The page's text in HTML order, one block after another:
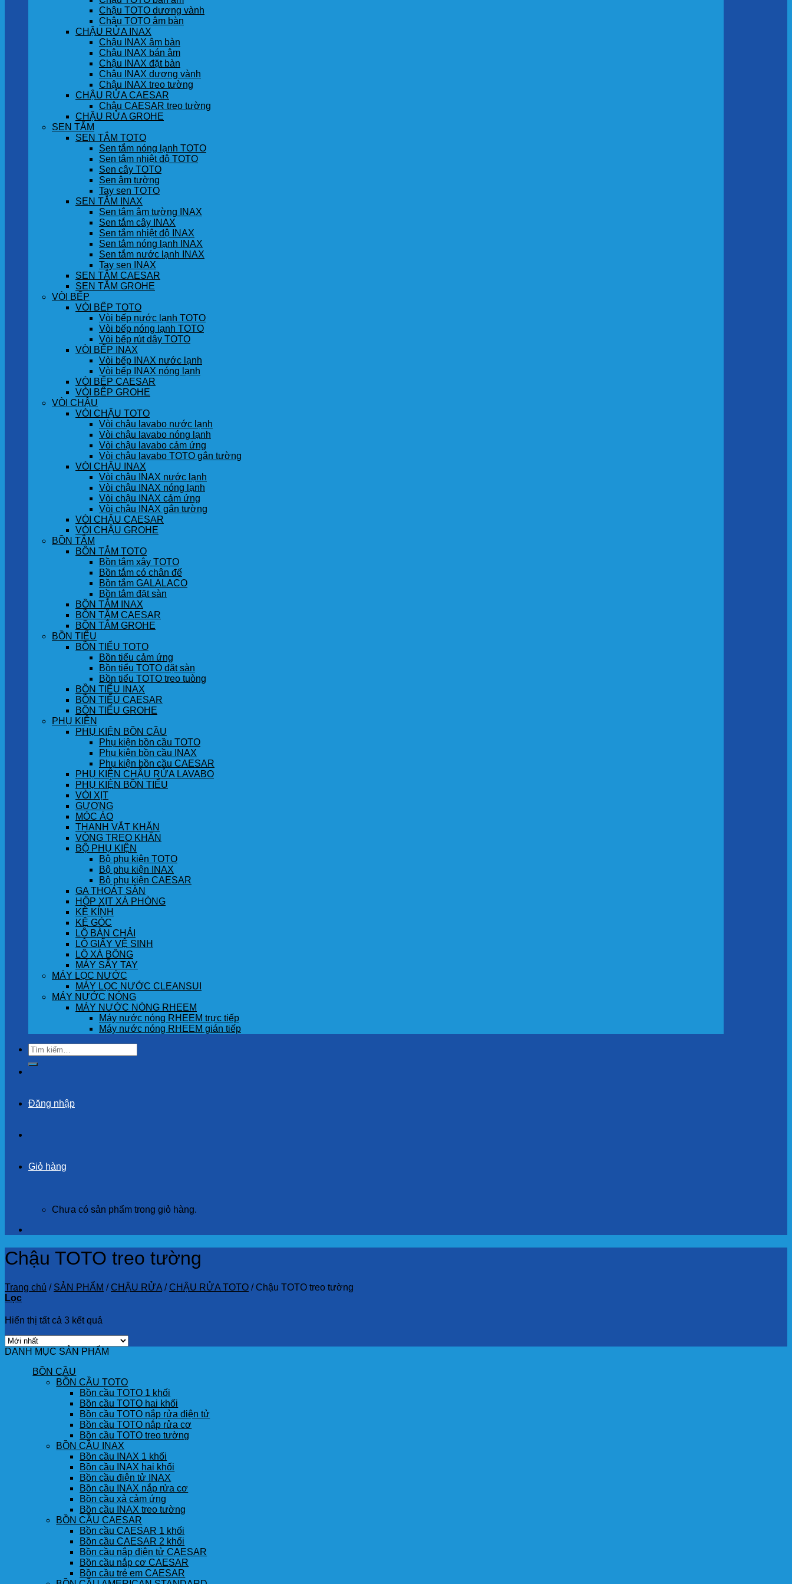
Chậu TOTO dương vành
Chậu TOTO âm bàn
CHẬU RỬA INAX
Chậu INAX âm bàn
Chậu INAX bán âm
Chậu INAX đặt bàn
Chậu INAX dương vành
Chậu INAX treo tường
CHẬU RỬA CAESAR
Chậu CAESAR treo tường
CHẬU RỬA GROHE
SEN TẮM
SEN TẮM TOTO
Sen tắm nóng lạnh TOTO
Sen tắm nhiệt độ TOTO
Sen cây TOTO
Sen âm tường
Tay sen TOTO
SEN TẮM INAX
Sen tắm âm tường INAX
Sen tắm cây INAX
Sen tắm nhiệt độ INAX
Sen tắm nóng lạnh INAX
Sen tắm nước lạnh INAX
Tay sen INAX
SEN TẮM CAESAR
SEN TẮM GROHE
VÒI BẾP
VÒI BẾP TOTO
Vòi bếp nước lạnh TOTO
Vòi bếp nóng lạnh TOTO
Vòi bếp rút dây TOTO
VÒI BẾP INAX
Vòi bếp INAX nước lạnh
Vòi bếp INAX nóng lạnh
VÒI BẾP CAESAR
VÒI BẾP GROHE
VÒI CHẬU
VÒI CHẬU TOTO
Vòi chậu lavabo nước lạnh
Vòi chậu lavabo nóng lạnh
Vòi chậu lavabo cảm ứng
Vòi chậu lavabo TOTO gắn tường
VÒI CHẬU INAX
Vòi chậu INAX nước lạnh
Vòi chậu INAX nóng lạnh
Vòi chậu INAX cảm ứng
Vòi chậu INAX gắn tường
VÒI CHẬU CAESAR
VÒI CHẬU GROHE
BỒN TẮM
BỒN TẮM TOTO
Bồn tắm xây TOTO
Bồn tắm có chân đế
Bồn tắm GALALACO
Bồn tắm đặt sàn
BỒN TẮM INAX
BỒN TẮM CAESAR
BỒN TẮM GROHE
BỒN TIỂU
BỒN TIỂU TOTO
Bồn tiểu cảm ứng
Bồn tiểu TOTO đặt sàn
Bồn tiểu TOTO treo tuòng
BỒN TIỂU INAX
BỒN TIỂU CAESAR
BỒN TIỂU GROHE
PHỤ KIỆN
PHỤ KIỆN BỒN CẦU
Phụ kiện bồn cầu TOTO
Phụ kiện bồn cầu INAX
Phụ kiện bồn cầu CAESAR
PHỤ KIỆN CHẬU RỬA LAVABO
PHỤ KIỆN BỒN TIỂU
VÒI XỊT
GƯƠNG
MÓC ÁO
THANH VẮT KHĂN
VÒNG TREO KHĂN
BỘ PHỤ KIỆN
Bộ phụ kiện TOTO
Bộ phụ kiện INAX
Bộ phụ kiện CAESAR
GA THOÁT SÀN
HỘP XỊT XÀ PHÒNG
KỆ KÍNH
KỆ GÓC
LÔ BÀN CHẢI
LÔ GIẤY VỆ SINH
LÔ XÀ BÔNG
MÁY SẤY TAY
MÁY LỌC NƯỚC
MÁY LỌC NƯỚC CLEANSUI
MÁY NƯỚC NÓNG
MÁY NƯỚC NÓNG RHEEM
Máy nước nóng RHEEM trực tiếp
Máy nước nóng RHEEM gián tiếp
Tìm
kiếm:
Đăng nhập
Giỏ hàng
Chưa có sản phẩm trong giỏ hàng.
Chậu TOTO treo tường
Trang chủ / SẢN PHẨM / CHẬU RỬA / CHẬU RỬA TOTO /Chậu TOTO treo tường
Lọc
Hiển thị tất cả 3 kết quả
DANH MỤC SẢN PHẨM
BỒN CẦU
BỒN CẦU TOTO
Bồn cầu TOTO 1 khối
Bồn cầu TOTO hai khối
Bồn cầu TOTO nắp rửa điện tử
Bồn cầu TOTO nắp rửa cơ
Bồn cầu TOTO treo tường
BỒN CẦU INAX
Bồn cầu INAX 1 khối
Bồn cầu INAX hai khối
Bồn cầu điện tử INAX
Bồn cầu INAX nắp rửa cơ
Bồn cầu xả cảm ứng
Bồn cầu INAX treo tường
BỒN CẦU CAESAR
Bồn cầu CAESAR 1 khối
Bồn cầu CAESAR 2 khối
Bồn cầu nắp điện tử CAESAR
Bồn cầu nắp cơ CAESAR
Bồn cầu trẻ em CAESAR